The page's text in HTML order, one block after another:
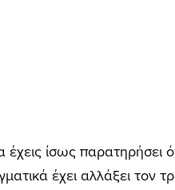
ίσως παρατηρήσει
έχει αλλάξει τον